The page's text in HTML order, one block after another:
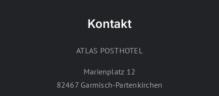
Kontakt
ATLAS POSTHOTEL
Marienplatz 12
82467 Garmisch-Partenkirchen